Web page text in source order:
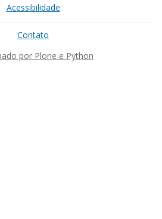
Acessibilidade
Contato
por Plone e Python